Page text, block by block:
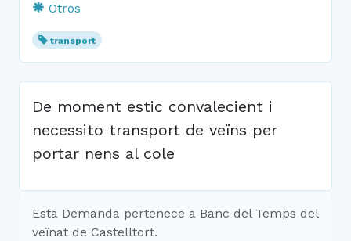
Otros
transport
De moment estic convalecient i
necessito transport de veïns per
portar nens al cole
Esta Demanda pertenece a Banc del Temps del
veïnat de Castelltort.